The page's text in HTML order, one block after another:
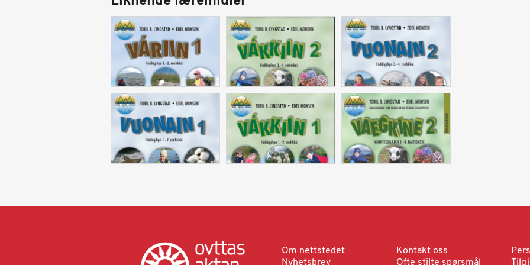
Om nettstedet Kontakt oss
Nyhetsbrev
Ofte stilte spørsmål